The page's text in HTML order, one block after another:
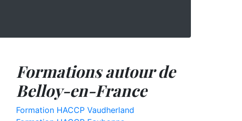
Formations autour de
Belloy-en-France
Formation HACCP Vaudherland